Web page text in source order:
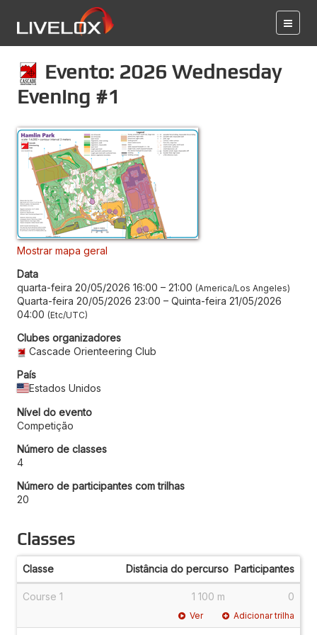
Evento: 2026 Wednesday
Evening #1
Mostrar mapa geral
Data
quarta-feira 20/05/2026 16:00 – 21:00 America/Los Angeles
Quarta-feira 20/05/2026 23:00 – Quinta-feira 21/05/2026
04:00 Etc/UTC
Clubes organizadores
Cascade Orienteering Club
País
Estados Unidos
Nível do evento
Competição
Número de classes
4
Número de participantes com trilhas
20
Classes
Classe Distância do percurso Participantes
Course 1 1 100 m 0
Ver Adicionar trilha